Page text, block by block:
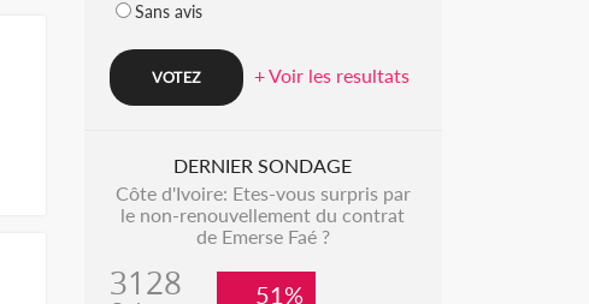
Sans avis
+ Voir les resultats
DERNIER SONDAGE
Côte d'Ivoire: Etes-vous surpris par
le non-renouvellement du contrat
de Emerse Faé ?
3128 51%